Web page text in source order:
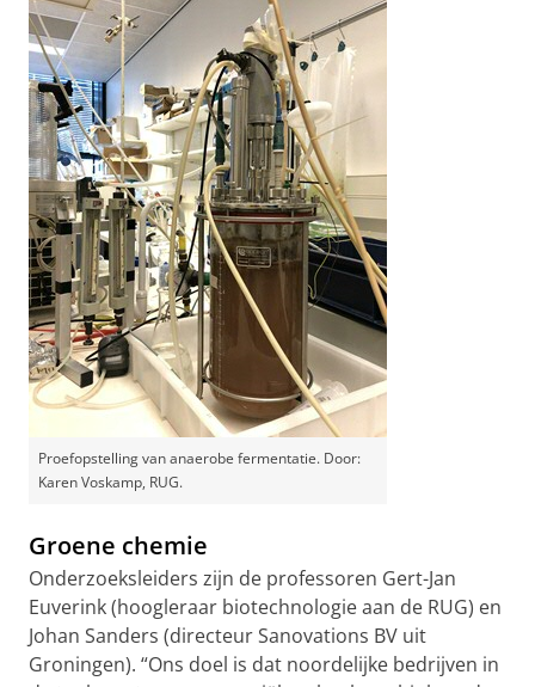
Proefopstelling van anaerobe fermentatie. Door:
Karen Voskamp, RUG.
Groene chemie
Onderzoeksleiders zijn de professoren Gert-Jan
Euverink (hoogleraar biotechnologie aan de RUG) en
Johan Sanders (directeur Sanovations BV uit
Groningen). “Ons doel is dat noordelijke bedrijven in